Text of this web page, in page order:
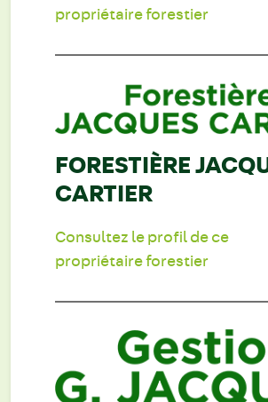
propriétaire forestier
FORESTIÈRE
CARTIER
Consultez le profil de ce
propriétaire forestier